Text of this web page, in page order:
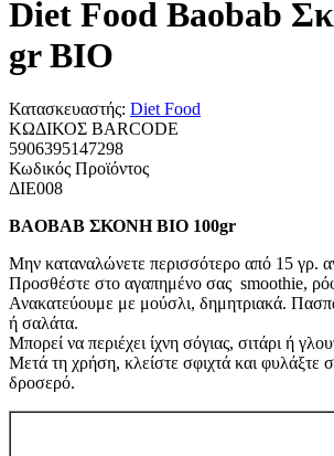
Diet Food Baobab
gr ΒΙΟ
Κατασκευαστής: Diet Food
ΚΩΔΙΚΟΣ BARCODE
5906395147298
Κωδικός Προϊόντος
ΔΙΕ008
BAOBAB ΣΚΟΝΗ ΒΙΟ 100gr
Μην καταναλώνετε περισσότερο από 15 γρ.
Προσθέστε στο αγαπημένο σας smoothie,
Ανακατεύουμε με μούσλι, δημητριακά.
ή σαλάτα.
Μπορεί να περιέχει ίχνη σόγιας, σιτάρι ή
Μετά τη χρήση, κλείστε σφιχτά και φυλάξτε
δροσερό.